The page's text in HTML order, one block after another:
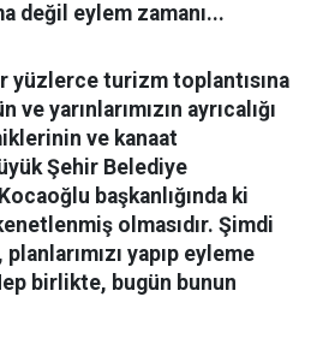
değil eylem zamanı...
yüzlerce turizm toplantısına
ve yarınlarımızın ayrıcalığı
ve kanaat
Şehir Belediye
başkanlığında ki
olmasıdır. Şimdi
yapıp eyleme
birlikte, bugün bunun